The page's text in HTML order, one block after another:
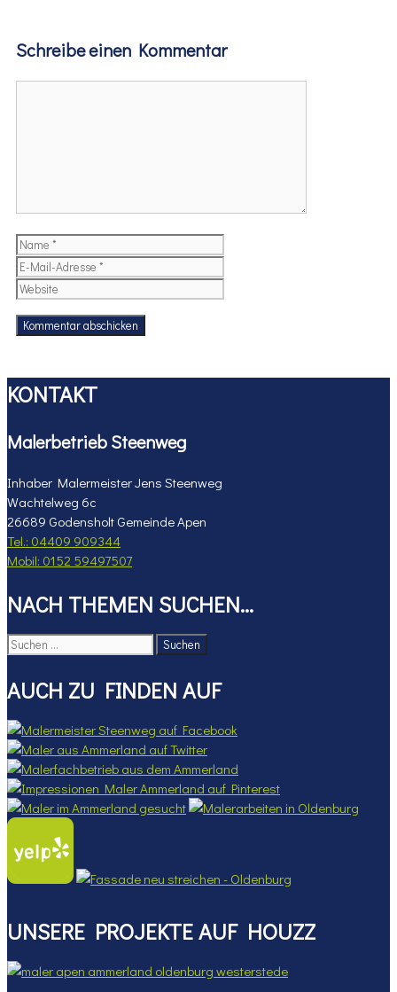
Schreibe einen Kommentar
Name
Mail-
Adresse
KONTAKT
Malerbetrieb Steenweg
Inhaber Malermeister Jens Steenweg
Wachtelweg 6c
26689 Godensholt Gemeinde Apen
Tel.: 04409 909344
Mobil: 0152 59497507
NACH THEMEN SUCHEN…
Suchen
AUCH ZU FINDEN AUF
UNSERE PROJEKTE AUF HOUZZ